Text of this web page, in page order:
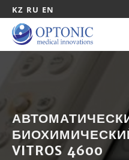
KZ RU EN
VITROS 4600